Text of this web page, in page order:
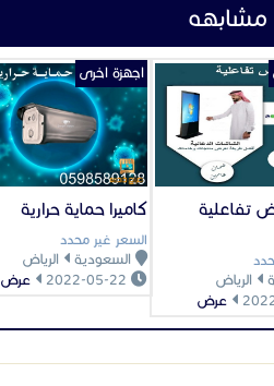
مشابهه
تفاعلية
الرياض
عرض
كاميرا حماية حرارية
السعر غير محدد
السعودية
الرياض
2022-05-22
عرض
اجهزة اخرى